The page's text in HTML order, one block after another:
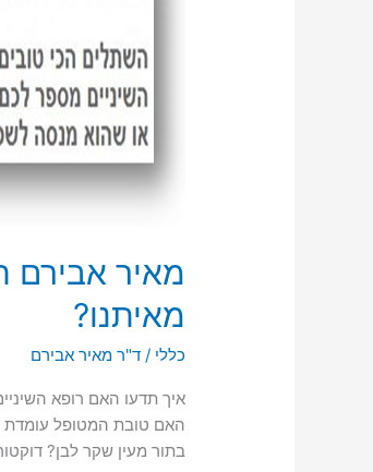
מאיר אבירם
מאיתנו?
כללי /ד"ר מאיר אבירם
איך תדעו האם רופא
האם טובת המטופל עומדת